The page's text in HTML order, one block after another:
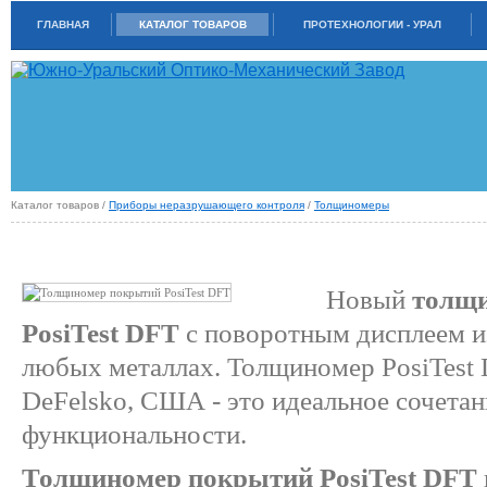
ГЛАВНАЯ КАТАЛОГ ТОВАРОВ ПРОТЕХНОЛОГИИ - УРАЛ
Каталог товаров / Приборы неразрушающего контроля / Толщиномеры
Новый
PosiTest DFT с поворотным дисплеем
любых металлах. Толщиномер PosiTest
DeFelsko, США - это идеальное
функциональности.
Толщиномер покрытий PosiTest DFT